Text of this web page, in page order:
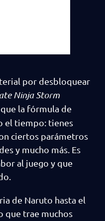
por desbloquear
Ninja Storm
la fórmula de
el tiempo: tienes
ciertos parámetros
y mucho más. Es
al juego y que
de Naruto hasta el
que trae muchos